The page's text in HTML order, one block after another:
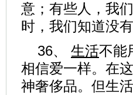
意；有些人，我
时，我们知道没
36、 生活不能
相信爱一样。在
神奢侈品。但生